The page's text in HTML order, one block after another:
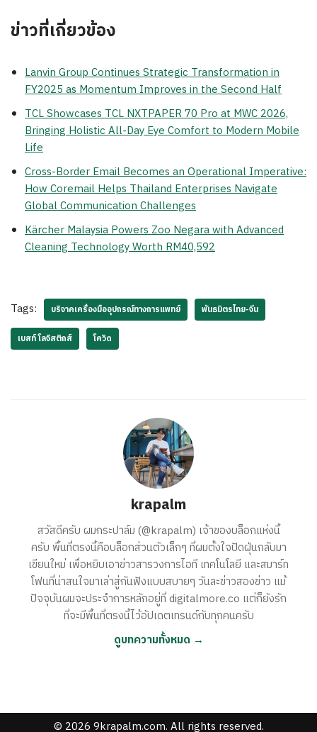
ข่าวที่เกี่ยวข้อง
Lanvin Group Continues Strategic Transformation in
FY2025 as Momentum Improves in the Second Half
TCL Showcases TCL NXTPAPER 70 Pro at MWC 2026,
Bringing Holistic All-Day Eye Comfort to Modern Mobile
Life
Cross-Border Email Becomes an Operational Imperative:
How Coremail Helps Thailand Enterprises Navigate
Global Communication Challenges
Kärcher Malaysia Powers Zoo Negara with Advanced
Cleaning Technology Worth RM40,592
Tags: บริจาคเครื่องมืออุปกรณ์ทางการแพทย์ พันธมิตรไทย-จีน
เบสท์ โลจิสติกส์ โควิด
krapalm
สวัสดีครับ ผมกระปาล์ม (@krapalm) เจ้าของบล็อกแห่งนี้
ครับ พื้นที่ตรงนี้คือบล็อกส่วนตัวเล็กๆ ที่ผมตั้งใจปัดฝุ่นกลับมา
เขียนใหม่ เพื่อหยิบเอาข่าวสารวงการไอที เทคโนโลยี และสมาร์ท
โฟนที่น่าสนใจมาเล่าสู่กันฟังแบบสบายๆ วันละข่าวสองข่าว แม้
ปัจจุบันผมจะประจำการหลักอยู่ที่ digitalmore.co แต่ก็ยังรัก
ที่จะมีพื้นที่ตรงนี้ไว้อัปเดตเทรนด์กับทุกคนครับ
ดูบทความทั้งหมด →
© 2026 9krapalm.com. All rights reserved.